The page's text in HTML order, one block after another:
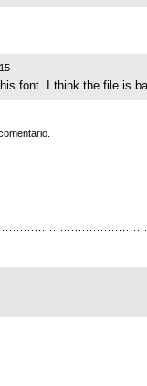
font. I think the file is